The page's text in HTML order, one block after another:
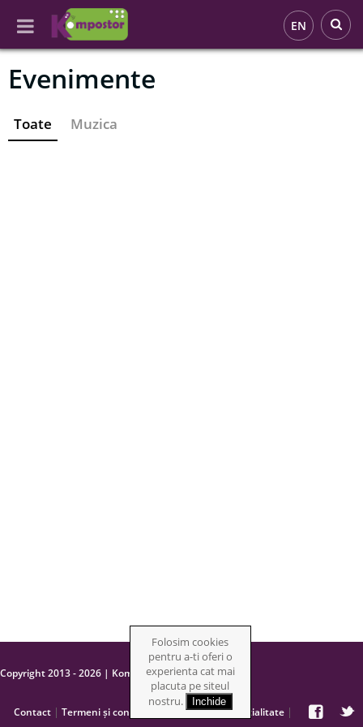
EN
Folosim cookies
pentru a-ti oferi o
experienta cat mai
placuta pe siteul
nostru.
Inchide
Evenimente
Toate Muzica
Copyright 2013 - 2026 | Kompostor
Contact | Termeni și condiții Politică de confidențialitate |